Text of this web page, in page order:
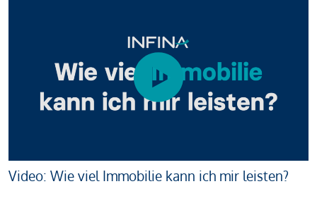
Video: Wie viel Immobilie kann ich mir leisten?